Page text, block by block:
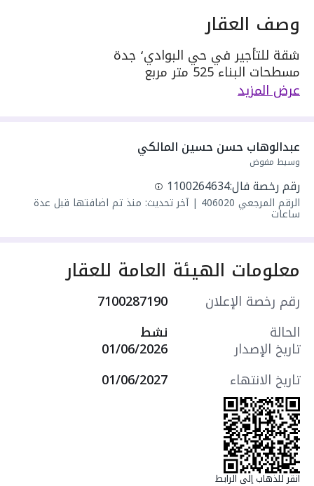
وصف العقار
شقة للتأجير في حي البوادي٬ جدة
مسطحات البناء 525 متر مربع
مكونة من: 1 غرفة
واصل كهرباء
سنة البناء: 2026
سعرها 2500 ر.س
عرض المزيد
عبدالوهاب حسن حسين المالكي
وسيط مفوض
رقم رخصة فال:1100264634
الرقم المرجعي 406020
|آخر تحديث: منذ تم اضافتها قبل عدة
ساعات
معلومات الهيئة العامة للعقار
رقم رخصة الإعلان
7100287190
الحالة
نشط
تاريخ الإصدار
01/06/2026
تاريخ الانتهاء
01/06/2027
انقر للذهاب إلى الرابط